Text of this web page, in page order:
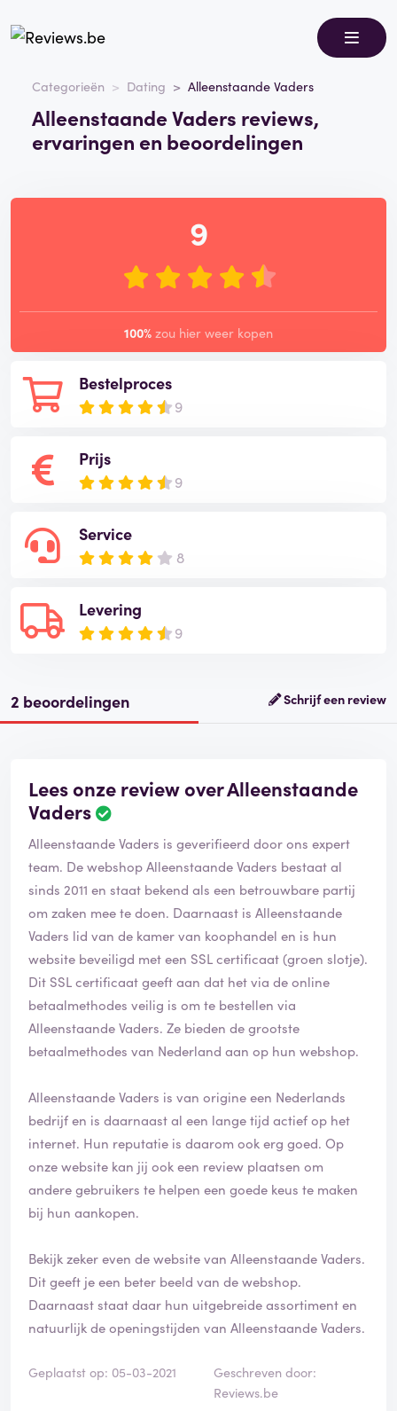
Categorieën Dating Alleenstaande Vaders
Alleenstaande Vaders reviews,
ervaringen en beoordelingen
Bestelproces
9
Prijs
9
Service
8
Levering
9
9
100% zou hier weer kopen
2 beoordelingen Schrijf een review
Lees onze review over Alleenstaande
Vaders
Alleenstaande Vaders is geverifieerd door ons expert
team. De webshop Alleenstaande Vaders bestaat al
sinds 2011 en staat bekend als een betrouwbare partij
om zaken mee te doen. Daarnaast is Alleenstaande
Vaders lid van de kamer van koophandel en is hun
website beveiligd met een SSL certificaat (groen slotje).
Dit SSL certificaat geeft aan dat het via de online
betaalmethodes veilig is om te bestellen via
Alleenstaande Vaders. Ze bieden de grootste
betaalmethodes van Nederland aan op hun webshop.
Alleenstaande Vaders is van origine een Nederlands
bedrijf en is daarnaast al een lange tijd actief op het
internet. Hun reputatie is daarom ook erg goed. Op
onze website kan jij ook een review plaatsen om
andere gebruikers te helpen een goede keus te maken
bij hun aankopen.
Bekijk zeker even de website van Alleenstaande Vaders.
Dit geeft je een beter beeld van de webshop.
Daarnaast staat daar hun uitgebreide assortiment en
natuurlijk de openingstijden van Alleenstaande Vaders.
Geplaatst op: 05-03-2021
Geschreven door:
Reviews.be